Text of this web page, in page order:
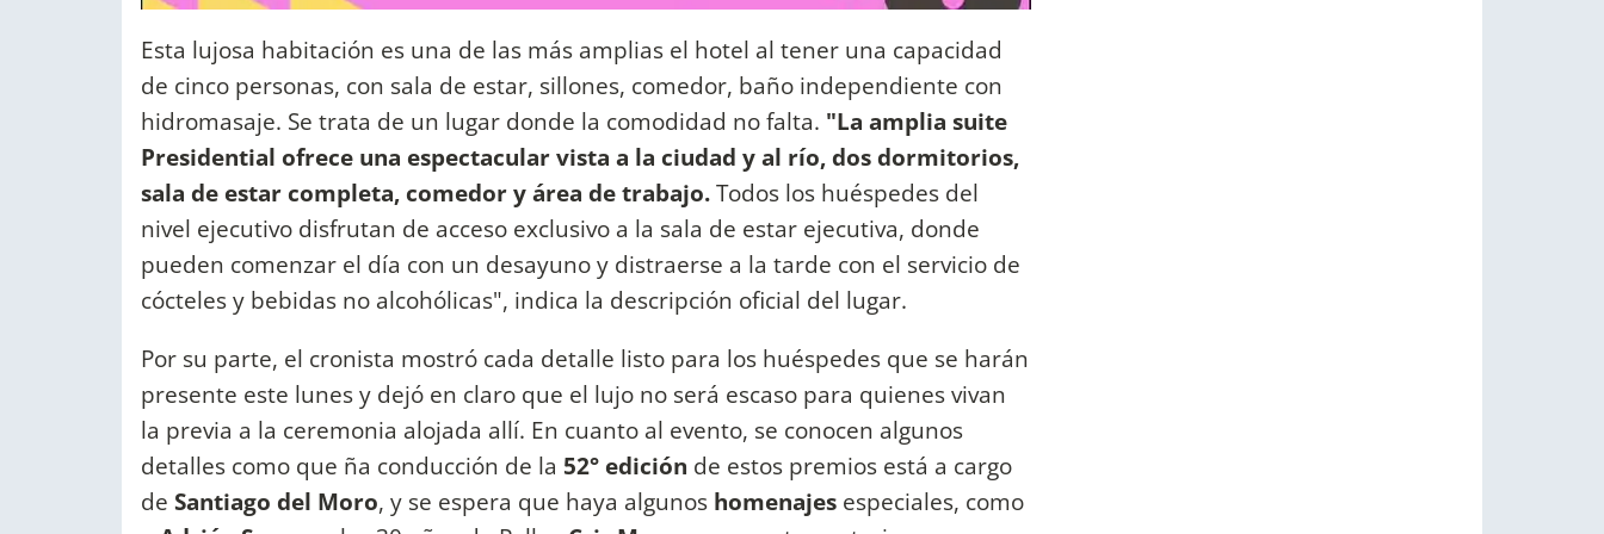
Esta lujosa habitación es una de las más amplias el hotel al tener una capacidad
de cinco personas, con sala de estar, sillones, comedor, baño independiente con
hidromasaje. Se trata de un lugar donde la comodidad no falta. "La amplia suite
Presidential ofrece una espectacular vista a la ciudad y al río, dos dormitorios,
sala de estar completa, comedor y área de trabajo.Todos los huéspedes del
nivel ejecutivo disfrutan de acceso exclusivo a la sala de estar ejecutiva, donde
pueden comenzar el día con un desayuno y distraerse a la tarde con el servicio de
cócteles y bebidas no alcohólicas", indica la descripción oficial del lugar.
Por su parte, el cronista mostró cada detalle listo para los huéspedes que se harán
presente este lunes y dejó en claro que el lujo no será escaso para quienes vivan
la previa a la ceremonia alojada allí. En cuanto al evento, se conocen algunos
detalles como que ña conducción de la 52° edición de estos premios está a cargo
de Santiago del Moro, y se espera que haya algunos homenajes especiales, como